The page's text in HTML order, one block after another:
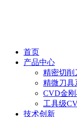
首页
产品中心
精密切削
精微刀具
CVD金
工具级
技术创新